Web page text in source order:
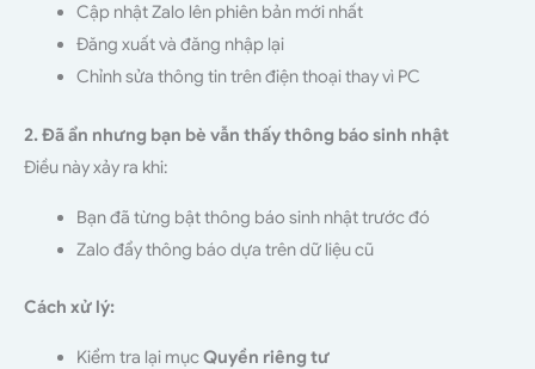
Cập nhật Zalo lên phiên bản mới nhất
Đăng xuất và đăng nhập lại
Chỉnh sửa thông tin trên điện thoại thay vì PC
2. Đã ẩn nhưng bạn bè vẫn thấy thông báo sinh nhật
Điều này xảy ra khi:
Bạn đã từng bật thông báo sinh nhật trước đó
Zalo đẩy thông báo dựa trên dữ liệu cũ
Cách xử lý:
Kiểm tra lại mụcQuyền riêng tư